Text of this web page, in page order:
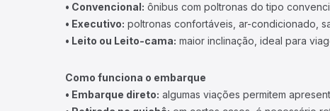
• Convencional: ônibus com poltronas do tipo
• Executivo: poltronas confortáveis, ar-condicionado,
• Leito ou Leito-cama: maior inclinação, ideal para
Como funciona o embarque
• Embarque direto: algumas viações permitem